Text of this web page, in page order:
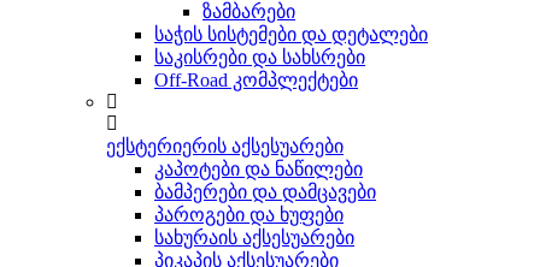
ზამბარები
საჭის სისტემები და დეტალები
საკისრები და სახსრები
Off-Road კომპლექტები
ექსტერიერის აქსესუარები
კაპოტები და ნაწილები
ბამპერები და დამცავები
პაროგები და ხუფები
სახურაის აქსესუარები
პიკაპის აქსესუარები